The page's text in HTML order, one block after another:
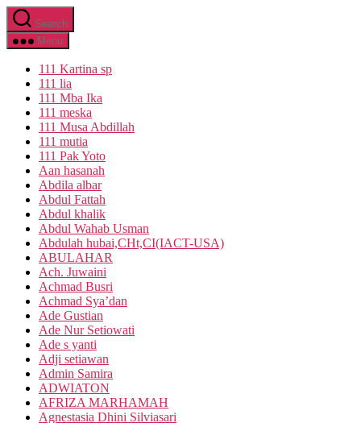
Skip
to
the
Search
Menu
111 Kartina sp
111 lia
111 Mba Ika
111 meska
111 Musa Abdillah
111 mutia
111 Pak Yoto
Aan hasanah
Abdila albar
Abdul Fattah
Abdul khalik
Abdul Wahab Usman
Abdulah hubai,CHt,CI(IACT-USA)
ABULAHAR
Ach. Juwaini
Achmad Busri
Achmad Sya’dan
Ade Gustian
Ade Nur Setiowati
Ade s yanti
Adji setiawan
Admin Samira
ADWIATON
AFRIZA MARHAMAH
Agnestasia Dhini Silviasari